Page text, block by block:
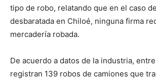
tipo de robo, relatando que en el caso
desbaratada en Chiloé, ninguna firma
mercadería robada.
De acuerdo a datos de la industria,
registran 139 robos de camiones que